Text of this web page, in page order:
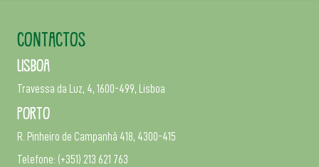
CONTACTOS
Lisboa
Travessa da Luz, 4, 1600-499, Lisboa
Porto
R. Pinheiro de Campanhã 418, 4300-415
Telefone: (+351) 213 621 763